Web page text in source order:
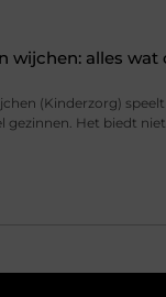
wijchen: alles wat
(Kinderzorg)
gezinnen. Het biedt